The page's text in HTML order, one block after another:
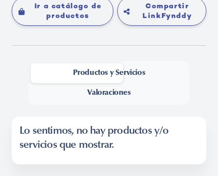
Ir a catálogo de
productos
Compartir
LinkFynddy
Productos y Servicios
Valoraciones
-
Lo sentimos, no hay productos y/o
servicios que mostrar.